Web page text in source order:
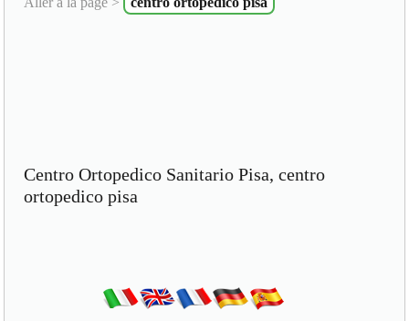
Centro Ortopedico Sanitario Pisa, centro
ortopedico pisa